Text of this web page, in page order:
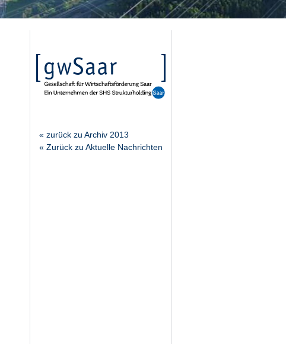
« zurück zu Archiv 2013
« Zurück zu Aktuelle Nachrichten